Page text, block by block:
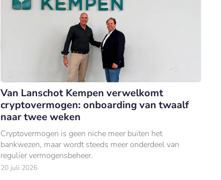
Van Lanschot Kempen verwelkomt
cryptovermogen: onboarding van twaalf
naar twee weken
Cryptovermogen is geen niche meer buiten het
bankwezen, maar wordt steeds meer onderdeel van
regulier vermogensbeheer.
20 juli 2026